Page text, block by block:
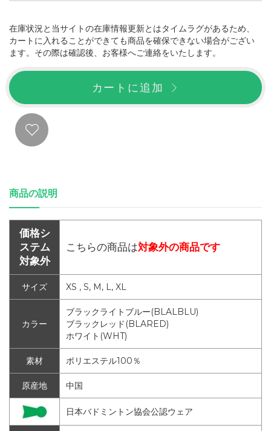
在庫状況と当サイトの在庫情報更新とはタイムラグがあるため、
カートに入れることができても商品を確保できない場合がござい
ます。その際は確認後、お客様へご連絡をいたします。
カートに追加
商品の説明
価格シ
ステム
対象外
こちらの商品は対象外の商品です
サイズ XS , S, M, L, XL
カラー
ブラックライトブルー(BLALBLU)
ブラックレッド(BLARED)
ホワイト(WHT)
素材 ポリエステル100％
原産地 中国
日本バドミントン協会公認ウェア